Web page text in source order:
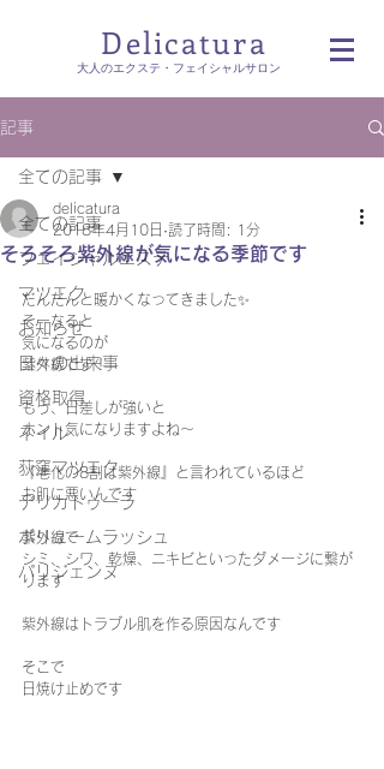
Delicatura
​大人のエクステ・フェイシャルサロン
記事
全ての記事
フェイシャルエステ
マツエク
お知らせ
日々の出来事
資格取得
ネイル
荻窪マツエク
デリカトゥーラ
ボリュームラッシュ
パリジェンヌ
全ての記事
そろそろ紫外線が気になる季節です
delicatura
2018年4月10日 読了時間: 1分
だんだんと暖かくなってきました✨
そーなると
気になるのが
紫外線です！
もう、日差しが強いと
ホント気になりますよね〜
『老化の8割は紫外線』と言われているほど
お肌に悪いんです
紫外線で
シミ、シワ、乾燥、ニキビといったダメージに繋が
ります
紫外線はトラブル肌を作る原因なんです
そこで
日焼け止めです